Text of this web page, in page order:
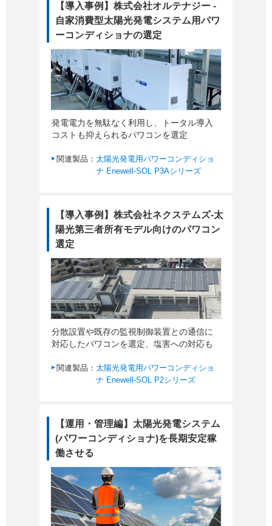
【導入事例】株式会社オルテナジー -
自家消費型太陽光発電システム用パワ
ーコンディショナの選定
発電電力を無駄なく利用し、トータル導入
コストも抑えられるパワコンを選定
関連製品： 太陽光発電用パワーコンディショ
ナ Enewell-SOL P3Aシリーズ
【導入事例】株式会社ネクステムズ-太
陽光第三者所有モデル向けのパワコン
選定
分散設置や既存の監視制御装置との通信に
対応したパワコンを選定、塩害への対応も
関連製品： 太陽光発電用パワーコンディショ
ナ Enewell-SOL P2シリーズ
【運用・管理編】太陽光発電システム
(パワーコンディショナ)を長期安定稼
働させる